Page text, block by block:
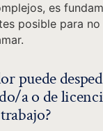
es
posible para
puede
a o de